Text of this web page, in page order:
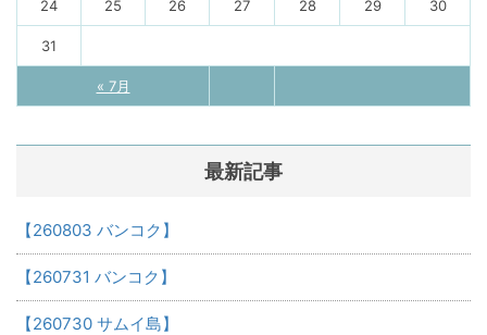
« 7月
24 25 26 27 28 29 30
31
最新記事
【260803 バンコク】
【260731 バンコク】
【260730 サムイ島】